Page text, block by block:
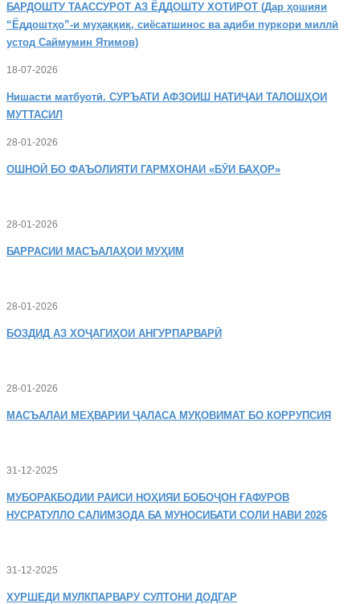
БАРДОШТУ ТААССУРОТ АЗ ЁДДОШТУ ХОТИРОТ (Дар ҳошияи
“Ёддоштҳо”-и муҳаққиқ, сиёсатшинос ва адиби пуркори миллӣ
устод Саймумин Ятимов)
18-07-2026
Нишасти матбуотӣ. СУРЪАТИ АФЗОИШ НАТИҶАИ ТАЛОШҲОИ
МУТТАСИЛ
28-01-2026
ОШНОӢ БО ФАЪОЛИЯТИ ГАРМХОНАИ «БӮИ БАҲОР»
28-01-2026
БАРРАСИИ МАСЪАЛАҲОИ МУҲИМ
28-01-2026
БОЗДИД АЗ ХОҶАГИҲОИ АНГУРПАРВАРӢ
28-01-2026
МАСЪАЛАИ МЕҲВАРИИ ҶАЛАСА МУҚОВИМАТ БО КОРРУПСИЯ
31-12-2025
МУБОРАКБОДИИ РАИСИ НОҲИЯИ БОБОҶОН ҒАФУРОВ
НУСРАТУЛЛО САЛИМЗОДА БА МУНОСИБАТИ СОЛИ НАВИ 2026
31-12-2025
ХУРШЕДИ МУЛКПАРВАРУ СУЛТОНИ ДОДГАР